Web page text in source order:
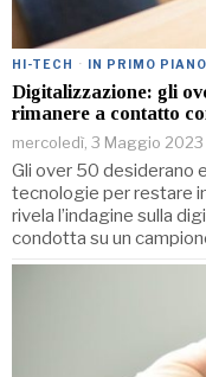
HI-TECH · IN PRIMO PIANO
Digitalizzazione: gli
rimanere a contatto
mercoledì, 3 Maggio 2023
Gli over 50 desiderano
tecnologie per restare
rivela l’indagine sulla
condotta su un